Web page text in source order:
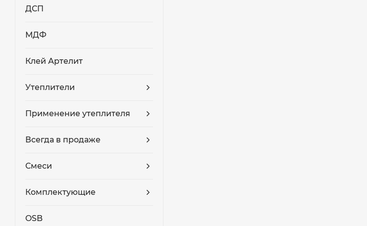
ДСП
МДФ
Клей Артелит
Утеплители
Применение утеплителя
Всегда в продаже
Смеси
Комплектующие
OSB